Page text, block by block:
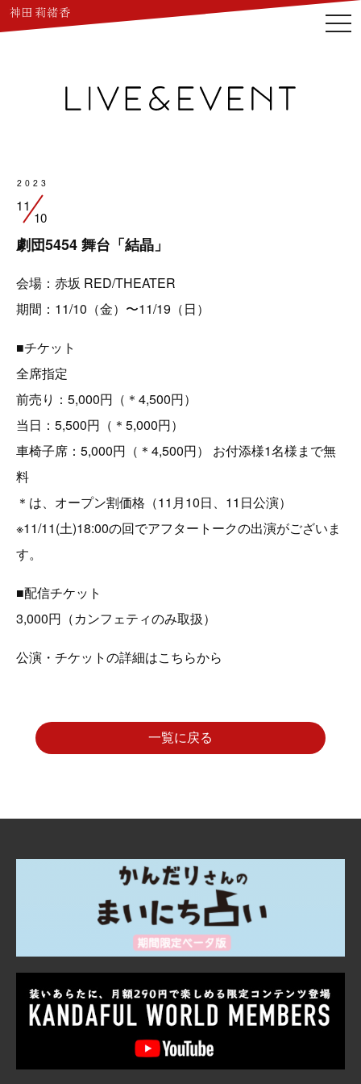
2023
11
10
劇団5454 舞台「結晶」
会場：赤坂 RED/THEATER
期間：11/10（金）〜11/19（日）
■チケット
全席指定
前売り：5,000円（＊4,500円）
当日：5,500円（＊5,000円）
車椅子席：5,000円（＊4,500円） お付添様1名様まで無
料
＊は、オープン割価格（11月10日、11日公演）
※11/11(土)18:00の回でアフタートークの出演がございま
す。
■配信チケット
3,000円（カンフェティのみ取扱）
公演・チケットの詳細はこちらから
一覧に戻る